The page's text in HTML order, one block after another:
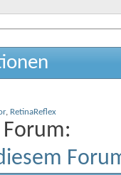
, RetinaReflex